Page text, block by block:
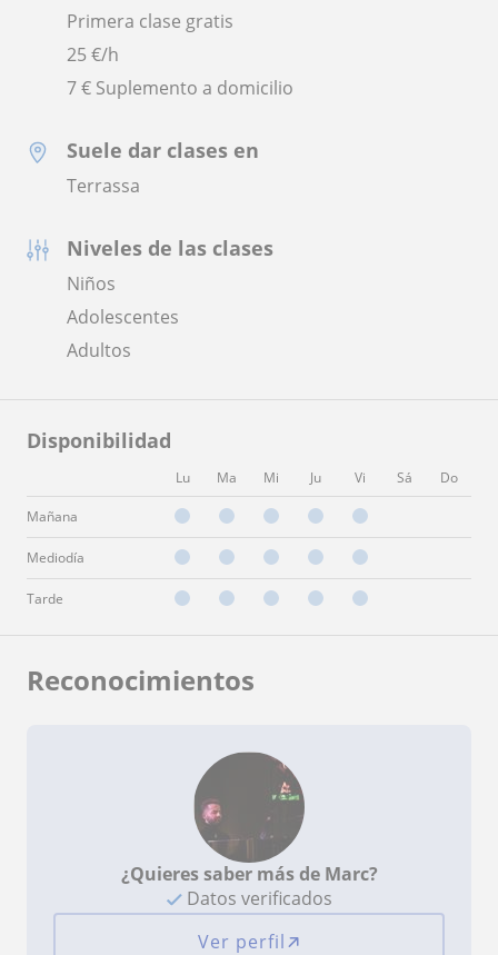
Primera clase gratis
25€/h
7 € Suplemento a domicilio
Suele dar clases en
Terrassa
Niveles de las clases
Niños
Adolescentes
Adultos
Disponibilidad
Lu Ma Mi Ju Vi Sá Do
Mañana
Mediodía
Tarde
Reconocimientos
¿Quieres saber más de Marc?
Datos verificados
Ver perfil